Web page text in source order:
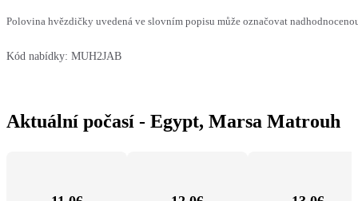
Polovina hvězdičky uvedená ve slovním popisu může označovat
Kód nabídky: MUH2JAB
Aktuální počasí - Egypt, Marsa Matrouh